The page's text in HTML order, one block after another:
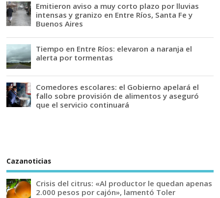
Emitieron aviso a muy corto plazo por lluvias
intensas y granizo en Entre Ríos, Santa Fe y
Buenos Aires
Tiempo en Entre Ríos: elevaron a naranja el
alerta por tormentas
Comedores escolares: el Gobierno apelará el
fallo sobre provisión de alimentos y aseguró
que el servicio continuará
Cazanoticias
Crisis del citrus: «Al productor le quedan apenas
2.000 pesos por cajón», lamentó Toler